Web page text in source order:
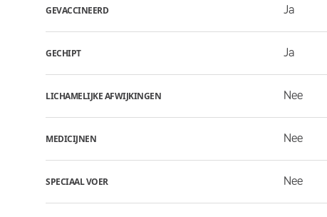
GEVACCINEERD Ja
GECHIPT Ja
LICHAMELIJKE AFWIJKINGEN Nee
MEDICIJNEN Nee
SPECIAAL VOER Nee